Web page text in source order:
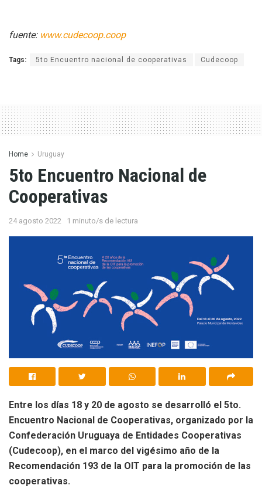
fuente: www.cudecoop.coop
Tags: 5to Encuentro nacional de cooperativas Cudecoop
Home Uruguay
5to Encuentro Nacional de
Cooperativas
24 agosto 2022 1 minuto/s de lectura
Entre los días 18 y 20 de agosto se desarrolló el 5to.
Encuentro Nacional de Cooperativas, organizado por la
Confederación Uruguaya de Entidades Cooperativas
(Cudecoop), en el marco del vigésimo año de la
Recomendación 193 de la OIT para la promoción de las
cooperativas.